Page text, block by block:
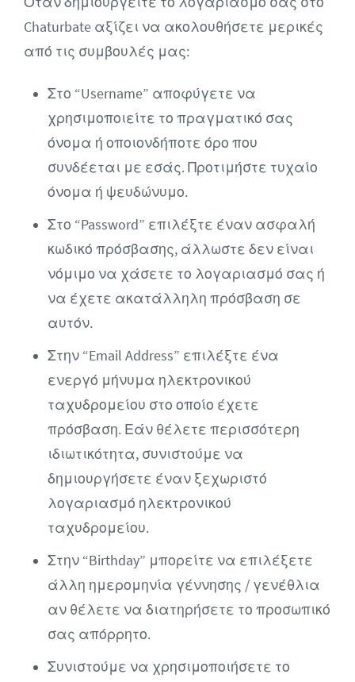
Chaturbate αξίζει να ακολουθήσετε μερικές
από τις συμβουλές μας:
Στο “Username” αποφύγετε να
χρησιμοποιείτε το πραγματικό σας
όνομα ή οποιονδήποτε όρο που
συνδέεται με εσάς. Προτιμήστε τυχαίο
όνομα ή ψευδώνυμο.
Στο “Password” επιλέξτε έναν ασφαλή
κωδικό πρόσβασης, άλλωστε δεν είναι
νόμιμο να χάσετε το λογαριασμό σας ή
να έχετε ακατάλληλη πρόσβαση σε
αυτόν.
Στην “Email Address” επιλέξτε ένα
ενεργό μήνυμα ηλεκτρονικού
ταχυδρομείου στο οποίο έχετε
πρόσβαση. Εάν θέλετε περισσότερη
ιδιωτικότητα, συνιστούμε να
δημιουργήσετε έναν ξεχωριστό
λογαριασμό ηλεκτρονικού
ταχυδρομείου.
Στην “Birthday” μπορείτε να επιλέξετε
άλλη ημερομηνία γέννησης / γενέθλια
αν θέλετε να διατηρήσετε το προσωπικό
σας απόρρητο.
Συνιστούμε να χρησιμοποιήσετε το